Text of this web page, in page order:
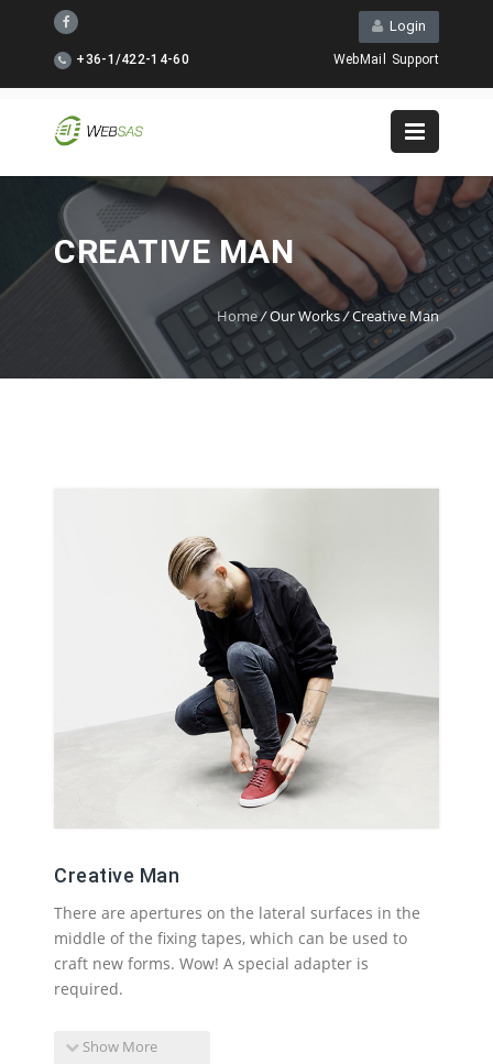
Login
+36-1/422-14-60 WebMail Support
CREATIVE MAN
Home/Our Works/Creative Man
Creative Man
There are apertures on the lateral surfaces in the
middle of the fixing tapes, which can be used to
craft new forms. Wow! A special adapter is
required.
Show More